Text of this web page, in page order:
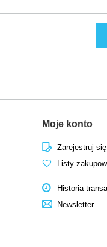
Moje konto
Zarejestruj się
Listy
Historia
Newsletter